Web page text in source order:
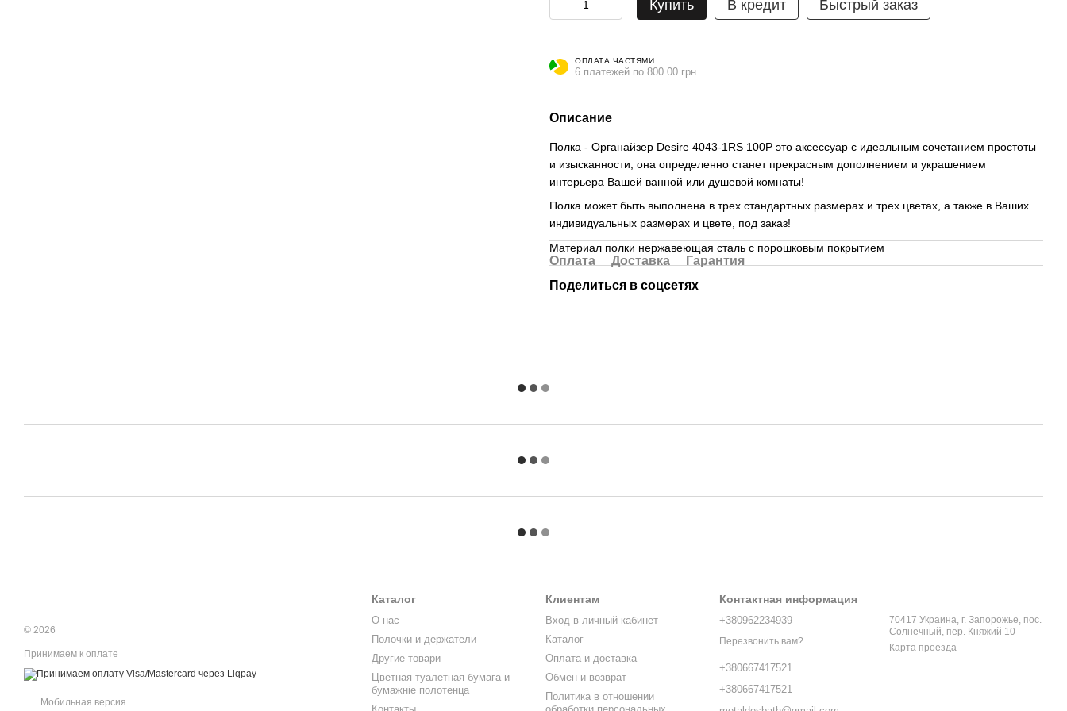
Купить В кредит Быстрый заказ
ОПЛАТА ЧАСТЯМИ
6 платежей по 800.00 грн
Описание
Полка - Органайзер Desire 4043-1RS 100P это аксессуар с идеальным сочетанием простоты
и изысканности, она определенно станет прекрасным дополнением и украшением
интерьера Вашей ванной или душевой комнаты!
Полка может быть выполнена в трех стандартных размерах и трех цветах, а также в Ваших
индивидуальных размерах и цвете, под заказ!
Материал полки нержавеющая сталь с порошковым покрытием
Оплата Доставка
Гарантия
Поделиться в соцсетях
© 2026
Принимаем к оплате
Мобильная версия
Каталог
О нас
Полочки и держатели
Другие товари
Цветная туалетная бумага и
бумажніе полотенца
Клиентам
Вход в личный кабинет
Каталог
Оплата и доставка
Обмен и возврат
Политика в отношении
Контактная информация
+380962234939
Перезвонить вам?
+380667417521
+380667417521
70417 Украина, г. Запорожье, пос.
Солнечный, пер. Княжий 10
Карта проезда